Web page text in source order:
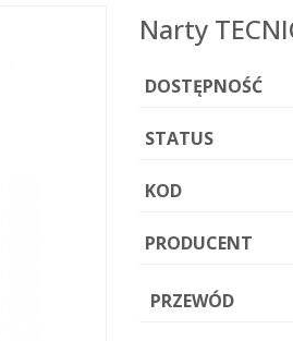
Narty
DOSTĘPNOŚĆ
STATUS
KOD
PRODUCENT
PRZEWÓD